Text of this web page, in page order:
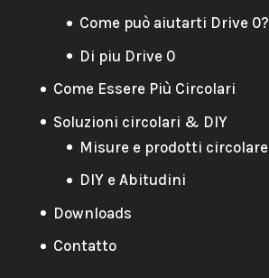
Come può aiutarti Drive 0?
Di piu Drive 0
Come Essere Più Circolari
Soluzioni circolari & DIY
Misure e prodotti circolare
DIY e Abitudini
Downloads
Contatto